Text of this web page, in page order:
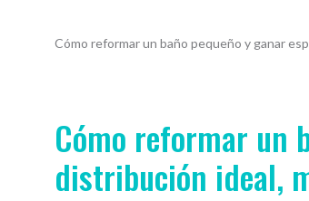
Cómo reformar un baño pequeño y ganar
Cómo reformar un
distribución ideal,